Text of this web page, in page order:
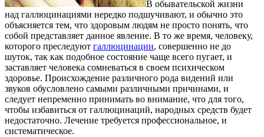
В обывательской жизни
над галлюцинациями нередко подшучивают, и обычно это
объясняется тем, что здоровым людям не просто понять, что
собой представляет данное явление. В то же время, человеку,
которого преследуют галлюцинации, совершенно не до
шуток, так как подобное состояние чаще всего пугает, и
заставляет человека сомневаться в своем психическом
здоровье. Происхождение различного рода видений или
звуков обусловлено самыми различными причинами, и
следует непременно принимать во внимание, что для того,
чтобы избавиться от галлюцинаций, народных средств будет
недостаточно. Лечение требуется профессиональное, и
систематическое.